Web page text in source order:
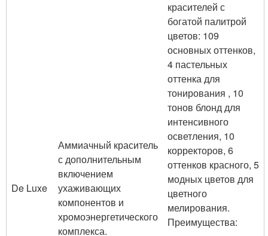
De Luxe
Аммиачный краситель
с дополнительным
включением
ухаживающих
компонентов и
хромоэнергетического
комплекса.
красителей с
богатой палитрой
цветов: 109
основных оттенков,
4 пастельных
оттенка для
тонирования , 10
тонов блонд для
интенсивного
осветления, 10
корректоров, 6
оттенков красного, 5
модных цветов для
цветного
мелирования.
Преимущества: